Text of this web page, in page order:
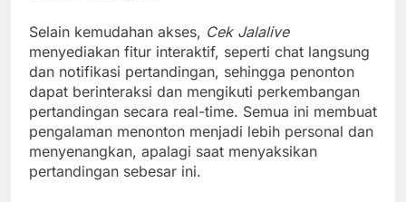
Selain kemudahan akses, Cek Jalalive
menyediakan fitur interaktif, seperti chat langsung
dan notifikasi pertandingan, sehingga penonton
dapat berinteraksi dan mengikuti perkembangan
pertandingan secara real-time. Semua ini membuat
pengalaman menonton menjadi lebih personal dan
menyenangkan, apalagi saat menyaksikan
pertandingan sebesar ini.